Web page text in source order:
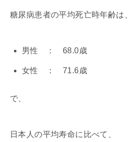
糖尿病患者の平均死亡時年齢は、
男性 ： 68.0歳
女性 ： 71.6歳
で、
日本人の平均寿命に比べて、